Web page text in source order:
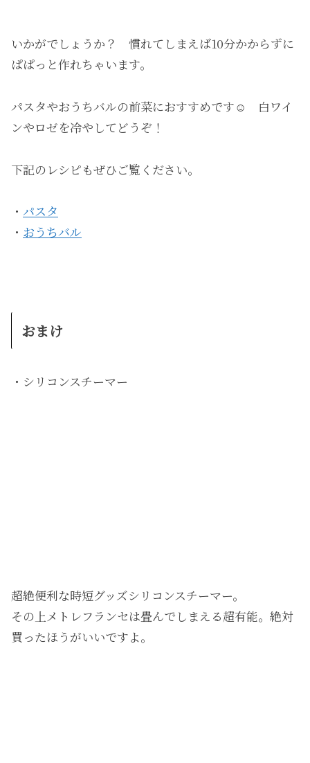
いかがでしょうか？ 慣れてしまえば10分かからずに
ぱぱっと作れちゃいます。
パスタやおうちバルの前菜におすすめです☺️ 白ワイ
ンやロゼを冷やしてどうぞ！
下記のレシピもぜひご覧ください。
・ パスタ
・ おうちバル
おまけ
・シリコンスチーマー
超絶便利な時短グッズシリコンスチーマー。
その上メトレフランセは畳んでしまえる超有能。絶対
買ったほうがいいですよ。